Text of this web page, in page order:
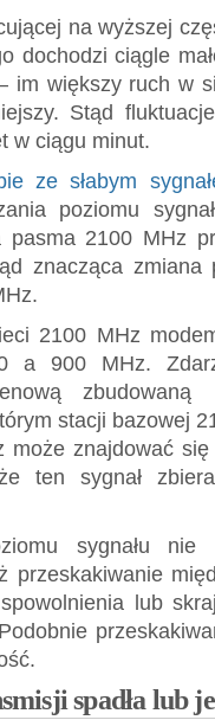
na wyższej
dochodzi ciągle
im większy ruch w
Stąd
w ciągu minut.
ze słabym
poziomu
2100 MHz
znacząca zmiana
2100 MHz
a 900 MHz.
stacji bazowej
może znajdować
ten sygnał
sygnału nie
przeskakiwanie
lub
spadła lub